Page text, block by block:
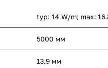
typ: 14 W/m; max:
5000 мм
13.9 мм